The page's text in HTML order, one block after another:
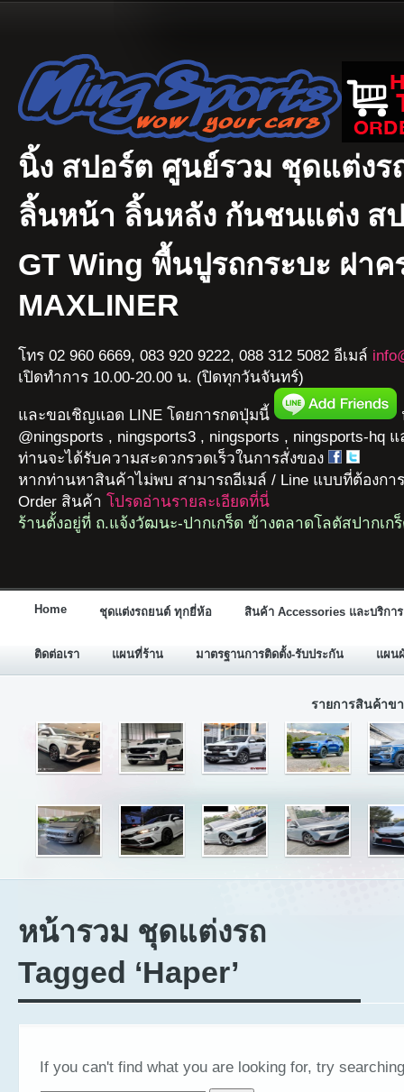
นิ้ง สปอร์ต ศูนย์รวม ชุดแต่งร
ลิ้นหน้า ลิ้นหลัง กันชนแต่ง สป
GT Wing พื้นปูรถกระบะ ฝาค
MAXLINER
โทร 02 960 6669, 083 920 9222, 088 312 5082 อีเมล์
เปิดทำการ 10.00-20.00 น. (ปิดทุกวันจันทร์)
และขอเชิญแอด LINE โดยการกดปุ่มนี้
@ningsports , ningsports3 , ningsports , ningsports-hq
ท่านจะได้รับความสะดวกรวดเร็วในการสั่งของ
หากท่านหาสินค้าไม่พบ สามารถอีเมล์ / Line แบบที่ต้องกา
Order สินค้า โปรดอ่านรายละเอียดที่นี่
ร้านตั้งอยู่ที่ ถ.แจ้งวัฒนะ-ปากเกร็ด ข้างตลาดโลตัสปากเก
Home ชุดแต่งรถยนต์ ทุกยี่ห้อ สินค้า Accessories และบริการ
ติดต่อเรา แผนที่ร้าน มาตรฐานการติดตั้ง-รับประกัน แผน
รายการสินค้าข
หน้ารวม ชุดแต่งรถ
Tagged ‘Haper’
If you can't find what you are looking for, try